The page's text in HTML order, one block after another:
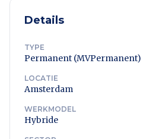
Details
TYPE
Permanent (MVPermanent)
LOCATIE
Amsterdam
WERKMODEL
Hybride